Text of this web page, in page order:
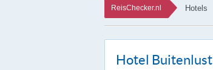
ReisChecker.nl Hotels
Hotel Buitenlust